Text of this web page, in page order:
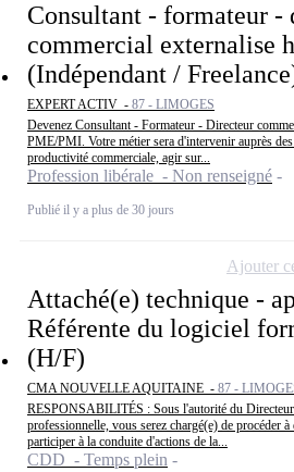
Consultant - formateur -
commercial externalise
(Indépendant /
EXPERT ACTIV - 87 - LIMOGES
Devenez Consultant - Formateur - Directeur
PME/PMI. Votre métier sera d'intervenir auprès
productivité commerciale, agir sur...
Profession libérale - Non renseigné
Publié il y a plus de 30 jours
Attaché(e) technique -
Référente du logiciel
(H/F)
CMA NOUVELLE AQUITAINE - 87 -
RESPONSABILITÉS : Sous l'autorité du
professionnelle, vous serez chargé(e) de procéder
participer à la conduite d'actions de la...
CDD - Temps plein
Ajouter